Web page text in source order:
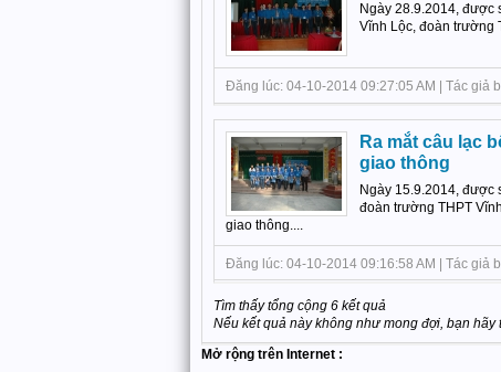
Ngày 28.9.2014, được
Vĩnh Lộc, đoàn trường
Đăng lúc: 04-10-2014 09:27:05 AM | Tác giả
Ra mắt câu lạc
giao thông
Ngày 15.9.2014, được
đoàn trường THPT
giao thông....
Đăng lúc: 04-10-2014 09:16:58 AM | Tác giả
Tìm thấy tổng cộng 6 kết quả
Nếu kết quả này không như mong đợi, bạn
Mở rộng trên Internet :